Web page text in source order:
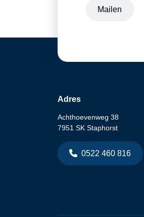
Mailen
Adres
Achthoevenweg 38
7951 SK Staphorst
0522 460 816